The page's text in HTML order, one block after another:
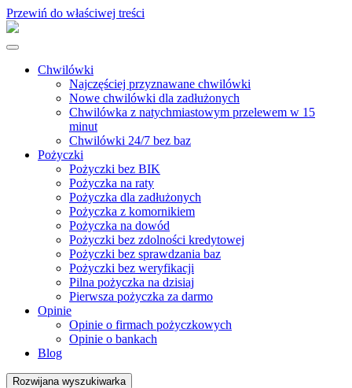
Przewiń do właściwej treści
Chwilówki
Najczęściej przyznawane chwilówki
Nowe chwilówki dla zadłużonych
Chwilówka z natychmiastowym przelewem w 15
minut
Chwilówki 24/7 bez baz
Pożyczki
Pożyczki bez BIK
Pożyczka na raty
Pożyczka dla zadłużonych
Pożyczka z komornikiem
Pożyczka na dowód
Pożyczki bez zdolności kredytowej
Pożyczki bez sprawdzania baz
Pożyczki bez weryfikacji
Pilna pożyczka na dzisiaj
Pierwsza pożyczka za darmo
Opinie
Opinie o firmach pożyczkowych
Opinie o bankach
Blog
Rozwijana wyszukiwarka